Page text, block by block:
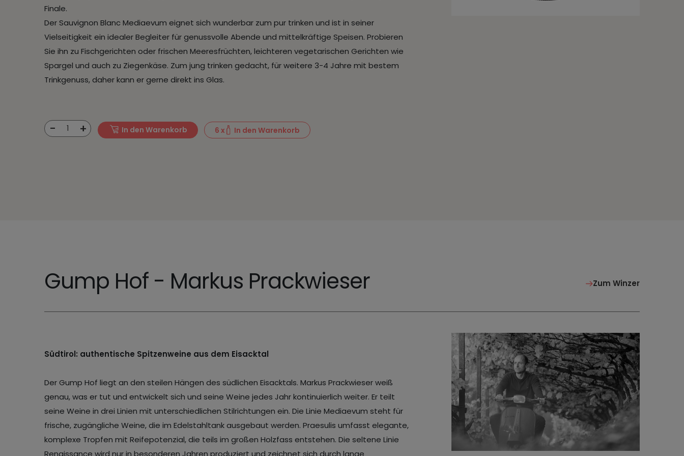
Finale.
Der Sauvignon Blanc Mediaevum eignet sich wunderbar zum pur trinken und ist in seiner
Vielseitigkeit ein idealer Begleiter für genussvolle Abende und mittelkräftige Speisen. Probieren
Sie ihn zu Fischgerichten oder frischen Meeresfrüchten, leichteren vegetarischen Gerichten wie
Spargel und auch zu Ziegenkäse. Zum jung trinken gedacht, für weitere 3-4 Jahre mit bestem
Trinkgenuss, daher kann er gerne direkt ins Glas.
- 1 + In den Warenkorb 6 x In den Warenkorb
Gump Hof - Markus Prackwieser Zum Winzer
Südtirol: authentische Spitzenweine aus dem Eisacktal
Der Gump Hof liegt an den steilen Hängen des südlichen Eisacktals. Markus Prackwieser weiß
genau, was er tut und entwickelt sich und seine Weine jedes Jahr kontinuierlich weiter. Er teilt
seine Weine in drei Linien mit unterschiedlichen Stilrichtungen ein. Die Linie Mediaevum steht für
frische, zugängliche Weine, die im Edelstahltank ausgebaut werden. Praesulis umfasst elegante,
komplexe Tropfen mit Reifepotenzial, die teils im großen Holzfass entstehen. Die seltene Linie
Renaissance wird nur in besonderen Jahren produziert und zeichnet sich durch lange